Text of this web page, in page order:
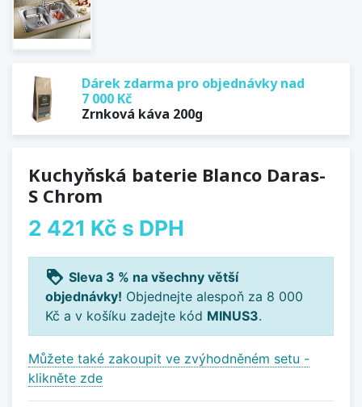
Dárek zdarma pro objednávky nad
7 000 Kč
Zrnková káva 200g
Kuchyňská baterie Blanco Daras-
S Chrom
2 421 Kč s DPH
loyalty Sleva 3 % na všechny větší
objednávky! Objednejte alespoň za 8 000
Kč a v košíku zadejte kód MINUS3.
Můžete také zakoupit ve zvýhodněném setu -
klikněte zde